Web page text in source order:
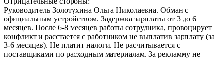
Руководитель Золотухина Ольга Николаевна. Обман с
официальным устройством. Задержка зарплаты от 3 до 6
месяцев. После 6-8 месяцев работы сотрудника, провоцирует
конфликт и расстается с работником не выплатив зарплату (за
3-6 месяцев). Не платит налоги. Не расчитывается с
поставщиками по расходным материалам. За рекламму не